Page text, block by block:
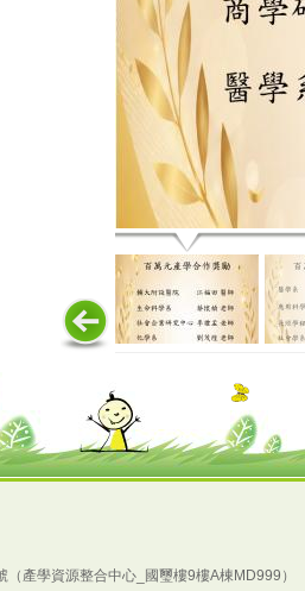
產學資源整合中心_國璽樓9樓A棟MD999）